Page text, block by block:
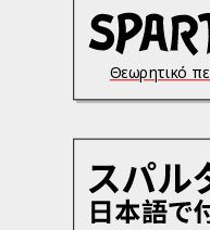
Θεωρητικό